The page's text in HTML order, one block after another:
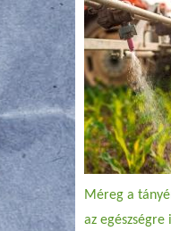
Méreg a
az egészségre